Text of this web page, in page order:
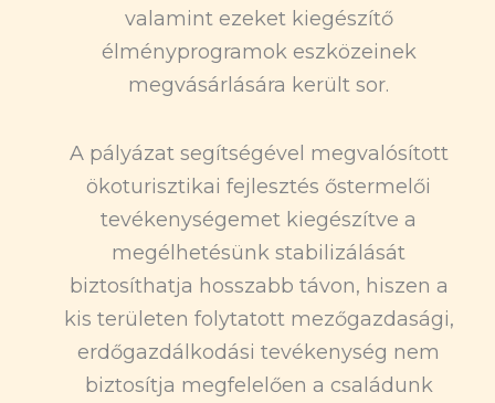
valamint ezeket kiegészítő
élményprogramok eszközeinek
megvásárlására került sor.
A pályázat segítségével megvalósított
ökoturisztikai fejlesztés őstermelői
tevékenységemet kiegészítve a
megélhetésünk stabilizálását
biztosíthatja hosszabb távon, hiszen a
kis területen folytatott mezőgazdasági,
erdőgazdálkodási tevékenység nem
biztosítja megfelelően a családunk